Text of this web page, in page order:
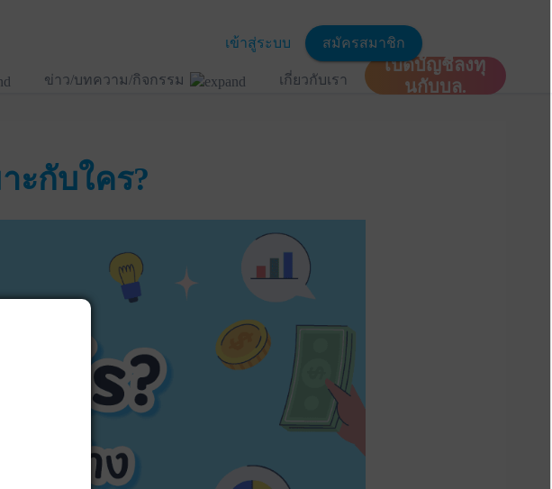
เข้าสู่ระบบ สมัครสมาชิก
ข่าว/บทความ/กิจกรรม เกี่ยวกับเรา
เปิดบัญชีลงทุ
นกับบล.
ะกับใคร?